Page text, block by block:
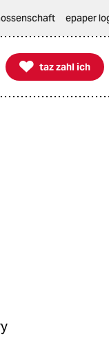
epaper

taz zahl ich
taz zahl ich